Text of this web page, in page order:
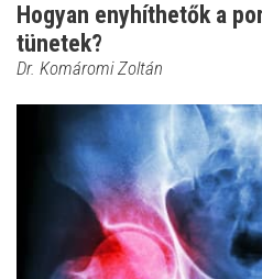
Hogyan enyhíthetők a
tünetek?
Dr. Komáromi Zoltán